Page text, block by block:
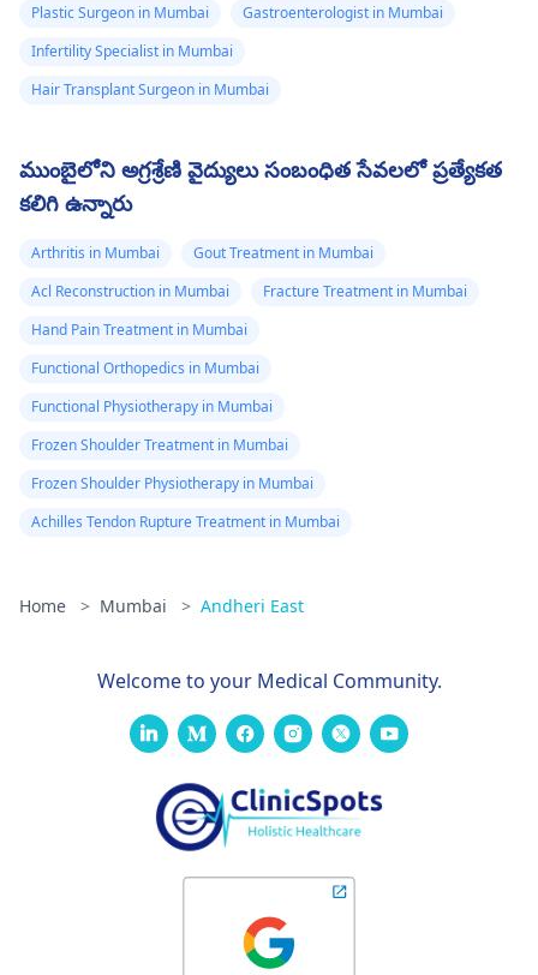
భావన కొనసాగితే, మమ్మల్ని
సందర్శించండి.ఆర్థోపెడిక్
సర్జన్.
Plastic Surgeon in Mumbai
Gastroenterologist in Mumbai
Infertility Specialist in Mumbai
Hair Transplant Surgeon in Mumbai
ముంబైలోని అగ్రశ్రేణి వైద్యులు సంబంధిత సేవలలో ప్రత్యేకత
కలిగి ఉన్నారు
Arthritis in Mumbai
Gout Treatment in Mumbai
Acl Reconstruction in Mumbai
Fracture Treatment in Mumbai
Hand Pain Treatment in Mumbai
Functional Orthopedics in Mumbai
Functional Physiotherapy in Mumbai
Frozen Shoulder Treatment in Mumbai
Frozen Shoulder Physiotherapy in Mumbai
Achilles Tendon Rupture Treatment in Mumbai
Home > Mumbai > Andheri East
Welcome to your Medical Community.